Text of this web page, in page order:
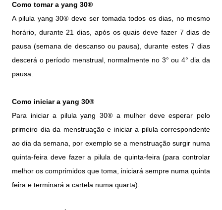
Como tomar a yang 30®
A pilula yang 30® deve ser tomada todos os dias, no mesmo
horário, durante 21 dias, após os quais deve fazer 7 dias de
pausa (semana de descanso ou pausa), durante estes 7 dias
descerá o período menstrual, normalmente no 3° ou 4° dia da
pausa.
Como iniciar a yang 30®
Para iniciar a pilula yang 30® a mulher deve esperar pelo
primeiro dia da menstruação e iniciar a pilula correspondente
ao dia da semana, por exemplo se a menstruação surgir numa
quinta-feira deve fazer a pilula de quinta-feira (para controlar
melhor os comprimidos que toma, iniciará sempre numa quinta
feira e terminará a cartela numa quarta).